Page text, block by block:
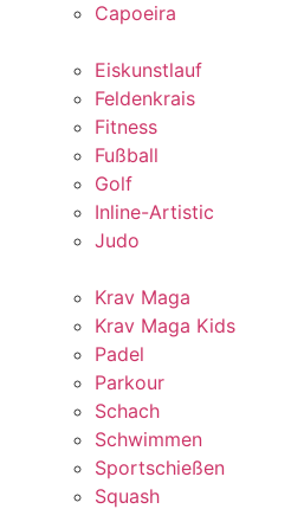
Capoeira
Eiskunstlauf
Feldenkrais
Fitness
Fußball
Golf
Inline-Artistic
Judo
Krav Maga
Krav Maga Kids
Padel
Parkour
Schach
Schwimmen
Sportschießen
Squash